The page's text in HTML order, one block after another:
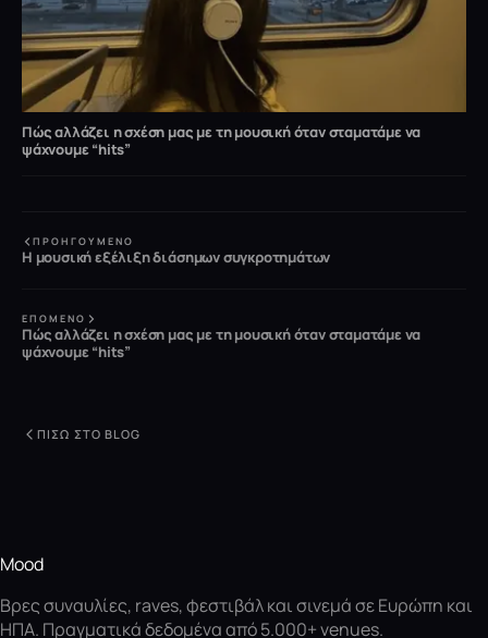
Πώς αλλάζει η σχέση μας με τη μουσική όταν σταματάμε να
ψάχνουμε “hits”
ΠΡΟΗΓΟΎΜΕΝΟ
Η μουσική εξέλιξη διάσημων συγκροτημάτων
ΕΠΌΜΕΝΟ
Πώς αλλάζει η σχέση μας με τη μουσική όταν σταματάμε να
ψάχνουμε “hits”
ΠΊΣΩ ΣΤΟ BLOG
Mood
Βρες συναυλίες, raves, φεστιβάλ και σινεμά σε Ευρώπη και
ΗΠΑ. Πραγματικά δεδομένα από 5.000+ venues.